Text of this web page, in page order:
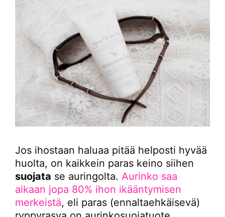
Jos ihostaan haluaa pitää helposti hyvää
huolta, on kaikkein paras keino siihen
suojata se auringolta. Aurinko saa
aikaan jopa 80% ihon ikääntymisen
merkeistä, eli paras (ennaltaehkäisevä)